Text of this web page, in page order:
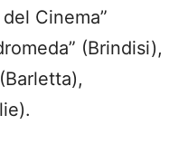
Cinema”
(Brindisi),